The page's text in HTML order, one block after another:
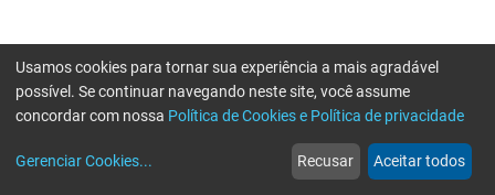
web
Notícias
more_horiz
Mais
Usamos cookies para tornar sua experiência a mais agradável
possível. Se continuar navegando neste site, você assume
concordar com nossa Política de Cookies e Política de privacidade
Gerenciar Cookies... Recusar Aceitar todos
Erro ao enviar informações, por favor tente novamente